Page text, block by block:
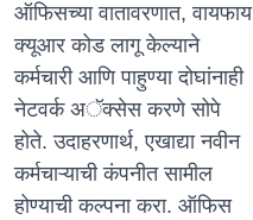
ऑफिसच्या वातावरणात, वायफाय
क्यूआर कोड लागू केल्याने
कर्मचारी आणि पाहुण्या दोघांनाही
नेटवर्क अॅक्सेस करणे सोपे
होते. उदाहरणार्थ, एखाद्या नवीन
कर्मचाऱ्याची कंपनीत सामील
होण्याची कल्पना करा. ऑफिस